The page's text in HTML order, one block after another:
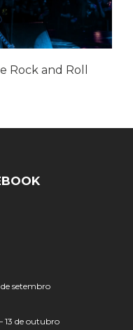
Rock and Roll
setembro
13 de outubro